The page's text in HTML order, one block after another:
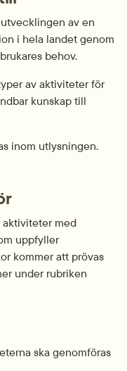
av en
i hela landet genom
behov.
av aktiviteter för
kunskap till
inom utlysningen.
aktiviteter med
uppfyller
kommer att prövas
under rubriken
ska genomföras